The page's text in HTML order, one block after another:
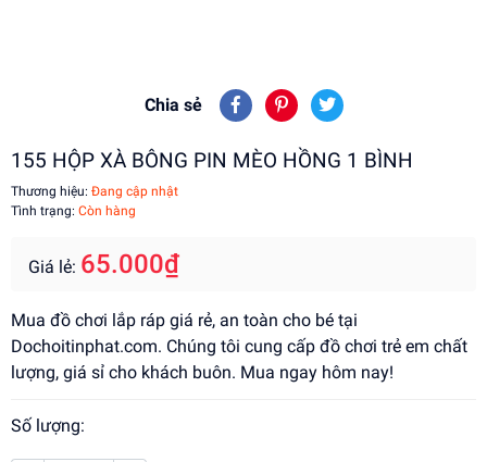
Chia sẻ
155 HỘP XÀ BÔNG PIN MÈO HỒNG 1 BÌNH
Thương hiệu: Đang cập nhật
Tình trạng: Còn hàng
Giá lẻ: 65.000₫
Mua đồ chơi lắp ráp giá rẻ, an toàn cho bé tại
Dochoitinphat.com. Chúng tôi cung cấp đồ chơi trẻ em chất
lượng, giá sỉ cho khách buôn. Mua ngay hôm nay!
Số lượng: